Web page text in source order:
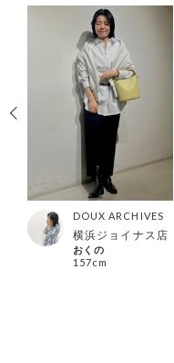
DOUX ARCHIVES
横浜ジョイナス店
おくの
157cm